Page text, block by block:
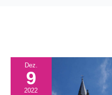
Dez.
9
2022